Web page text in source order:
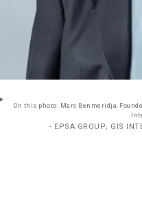
On this photo: Marc Benmeridja,
- EPSA GROUP; GIS